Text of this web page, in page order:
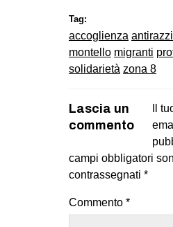
Tag:
accoglienza
montello migranti
solidarietà zona 8
Lascia un
commento
Il
campi obbligatori
contrassegnati *
Commento *